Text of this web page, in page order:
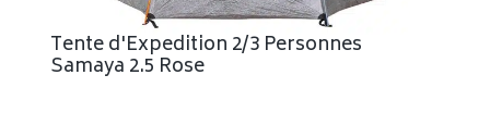
Tente d'Expedition 2/3 Personnes
Samaya 2.5 Rose